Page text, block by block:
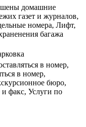
домашние
газет и журналов,
номера, Лифт,
багажа
в номер,
в номер,
бюро,
и факс, Услуги по